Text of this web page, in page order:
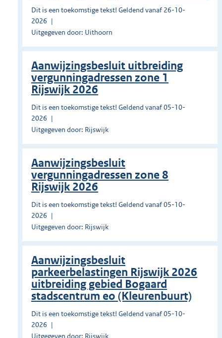
Dit is een toekomstige tekst! Geldend vanaf 26-10-
2026
Uitgegeven door: Uithoorn
Aanwijzingsbesluit uitbreiding
vergunningadressen zone 1
Rijswijk 2026
Dit is een toekomstige tekst! Geldend vanaf 05-10-
2026
Uitgegeven door: Rijswijk
Aanwijzingsbesluit
vergunningadressen zone 8
Rijswijk 2026
Dit is een toekomstige tekst! Geldend vanaf 05-10-
2026
Uitgegeven door: Rijswijk
Aanwijzingsbesluit
parkeerbelastingen Rijswijk 2026
uitbreiding gebied Bogaard
stadscentrum eo (Kleurenbuurt)
Dit is een toekomstige tekst! Geldend vanaf 05-10-
2026